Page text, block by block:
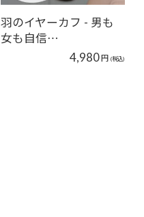
羽のイヤーカフ - 男も
女も自信…
4,980円 (税込)